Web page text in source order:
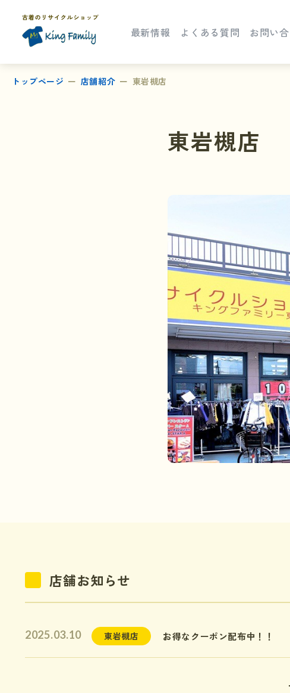
最新情報 よくある質問 お問い
トップページ 店舗紹介 東岩槻店
東岩槻店
店舗お知らせ
2025.03.10 東岩槻店 お得なクーポン配布中！！